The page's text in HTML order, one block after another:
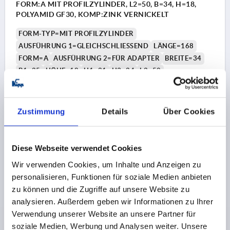
Zustimmung Details Über Cookies
Diese Webseite verwendet Cookies
Wir verwenden Cookies, um Inhalte und Anzeigen zu
personalisieren, Funktionen für soziale Medien anbieten
zu können und die Zugriffe auf unsere Website zu
analysieren. Außerdem geben wir Informationen zu Ihrer
Verwendung unserer Website an unsere Partner für
soziale Medien, Werbung und Analysen weiter. Unsere
2) Blechstärke max. 2,5mm
3) 1-Punkt Verriegelungssystem
4) 3-Punkt Verriegelungssystem
5) Zunge K1114
6) Schwenkhebel
7) Adapter für Zungen Kunststoff oder Zink K2272
8) Stangenschlösser Zink oder Kunststoff für
Flachstangen K2279
FORM:A MIT PROFILZYLINDER, L2=50, B=34, H=18,
POLYAMID GF30, KOMP:ZINK VERNICKELT
FORM-TYP=MIT PROFILZYLINDER
AUSFÜHRUNG 1=GLEICHSCHLIESSEND
LÄNGE=168
FORM=A
AUSFÜHRUNG 2=FÜR ADAPTER
BREITE=34
B1=25
HÖHE=18 H1=21 H3=24 L2=50
Bestellnummer:
20,87 CHF
zzgl. Versandkosten